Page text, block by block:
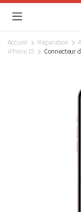
Accueil Réparation
iPhone 15
Connecteur